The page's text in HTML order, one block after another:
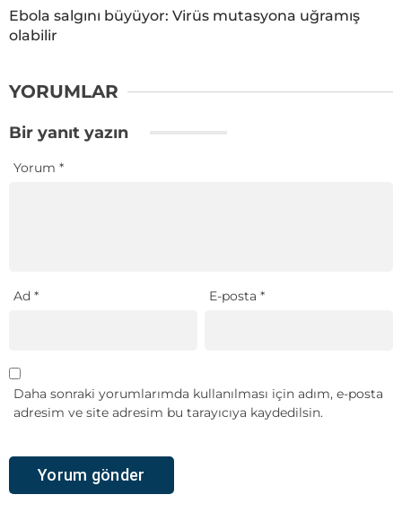
Ebola salgını büyüyor: Virüs mutasyona uğramış
olabilir
YORUMLAR
Bir yanıt yazın
Yorum *
Ad * E-posta*
Daha sonraki yorumlarımda kullanılması için adım, e-posta
adresim ve site adresim bu tarayıcıya kaydedilsin.